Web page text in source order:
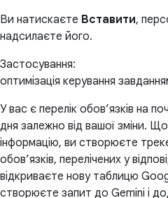
Ви натискаєте Вставити,
надсилаєте його.
Застосування:
оптимізація керування
У вас є перелік обов’язків на
дня залежно від вашої зміни.
інформацію, ви створюєте
обов’язків, перелічених у
відкриваєте нову таблицю
створюєте запит до Gemini і